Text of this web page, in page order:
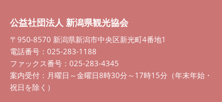
公益社団法人 新潟県観光協会
〒950-8570 新潟県新潟市中央区新光町4番地1
電話番号：025-283-1188
ファックス番号：025-283-4345
案内受付：月曜日～金曜日8時30分～17時15分（年末年始・
祝日を除く）